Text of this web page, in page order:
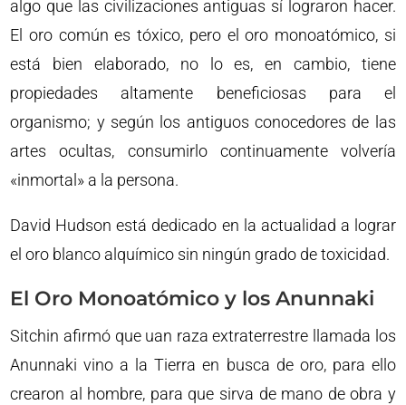
algo que las civilizaciones antiguas sí lograron hacer.
El oro común es tóxico, pero el oro monoatómico, si
está bien elaborado, no lo es, en cambio, tiene
propiedades altamente beneficiosas para el
organismo; y según los antiguos conocedores de las
artes ocultas, consumirlo continuamente volvería
«inmortal» a la persona.
David Hudson está dedicado en la actualidad a lograr
el oro blanco alquímico sin ningún grado de toxicidad.
El Oro Monoatómico y los Anunnaki
Sitchin afirmó que uan raza extraterrestre llamada los
Anunnaki vino a la Tierra en busca de oro, para ello
crearon al hombre, para que sirva de mano de obra y